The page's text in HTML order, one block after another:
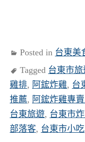
Posted in 台東美
Tagged 台東市旅
雞排, 阿鋐炸雞, 台
推薦, 阿鋐炸雞專
台東旅遊, 台東市
部落客, 台東市小吃